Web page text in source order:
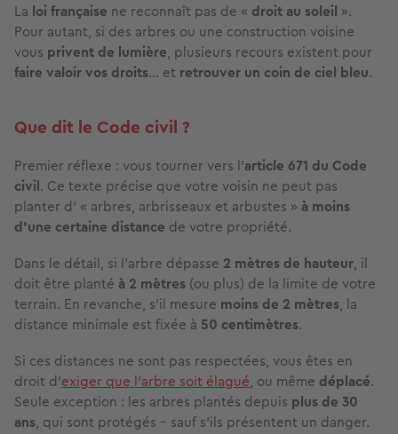
La loi française ne reconnaît pas de « droit au soleil ».
Pour autant, si des arbres ou une construction voisine
vous privent de lumière, plusieurs recours existent pour
faire valoir vos droits… et retrouver un coin de ciel bleu.
Que dit le Code civil ?
Premier réflexe : vous tourner vers l’article 671 du Code
civil. Ce texte précise que votre voisin ne peut pas
planter d' « arbres, arbrisseaux et arbustes » à moins
d’une certaine distance de votre propriété.
Dans le détail, si l’arbre dépasse 2 mètres de hauteur, il
doit être planté à 2 mètres (ou plus) de la limite de votre
terrain. En revanche, s’il mesure moins de 2 mètres, la
distance minimale est fixée à 50 centimètres.
Si ces distances ne sont pas respectées, vous êtes en
droit d’exiger que l’arbre soit élagué, ou même déplacé.
Seule exception : les arbres plantés depuis plus de 30
ans, qui sont protégés – sauf s’ils présentent un danger.